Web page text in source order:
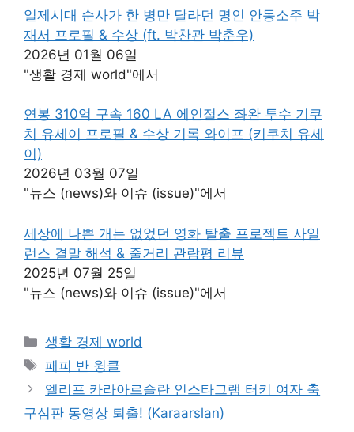
일제시대 순사가 한 병만 달라던 명인 안동소주 박
재서 프로필 & 수상 (ft. 박찬관 박춘우)
2026년 01월 06일
"생활 경제 world"에서
연봉 310억 구속 160 LA 에인절스 좌완 투수 기쿠
치 유세이 프로필 & 수상 기록 와이프 (키쿠치 유세
이)
2026년 03월 07일
"뉴스 (news)와 이슈 (issue)"에서
세상에 나쁜 개는 없었던 영화 탈출 프로젝트 사일
런스 결말 해석 & 줄거리 관람평 리뷰
2025년 07월 25일
"뉴스 (news)와 이슈 (issue)"에서
카
테
고
리
생활 경제 world
태
그
패피 반 윙클
엘리프 카라아르슬란 인스타그램 터키 여자 축
구심판 동영상 퇴출! (Karaarslan)